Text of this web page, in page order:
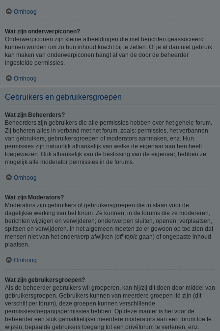
Omhoog
Wat zijn onderwerpiconen?
Onderwerpiconen zijn kleine afbeeldingen die met berichten geassocieerd
kunnen worden om zo hun inhoud kracht bij te zetten. Of je al dan niet gebruik
kan maken van onderwerpiconen hangt af van de door de beheerder
ingestelde permissies.
Omhoog
Gebruikers en gebruikersgroepen
Wat zijn Beheerders?
Beheerders zijn gebruikers die alle permissies hebben over het gehele forum.
Zij beheren alles in verband met het forum, zoals: permissies, het verbannen
van gebruikers, gebruikersgroepen of moderators aanmaken, enz. Hun
permissies zijn natuurlijk afhankelijk van welke de eigenaar aan hen heeft
toegewezen. Ook afhankelijk van de beslissing van de eigenaar, hebben ze
mogelijk alle moderator permissies in de forums.
Omhoog
Wat zijn Moderators?
Moderators zijn gebruikers of gebruikersgroepen die in staan voor de
dagelijkse werking van het forum. Ze kunnen, in de forums die ze modereren,
berichten wijzigen en verwijderen; onderwerpen sluiten, openen, verplaatsen,
splitsen en verwijderen. In het algemeen moeten ze er gewoon op toe zien dat
mensen niet van het onderwerp afwijken (off-topic gaan) of ongepaste inhoud
plaatsen.
Omhoog
Wat zijn gebruikersgroepen?
Als de beheerder gebruikers wil groeperen, kan hij/zij dit doen door middel van
gebruikersgroepen. Gebruikers kunnen van meerdere groepen lid zijn (dit
verschilt per forum), deze groepen kunnen verschillende
permissies/toegangspermissies hebben. Op deze manier is het voor de
beheerder een stuk gemakkelijker meerdere moderators aan een forum toe te
wijzen, bepaalde gebruikers toegang tot een privéforum te verlenen, enz.